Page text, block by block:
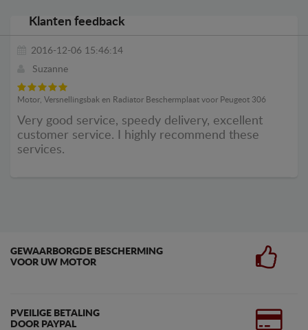
Klanten feedback
2016-12-06 15:46:14
Suzanne
Motor, Versnellingsbak en Radiator Beschermplaat voor Peugeot 306
Very good service, speedy delivery, excellent
customer service. I highly recommend these
services.
GEWAARBORGDE BESCHERMING
VOOR UW MOTOR
PVEILIGE BETALING
DOOR PAYPAL